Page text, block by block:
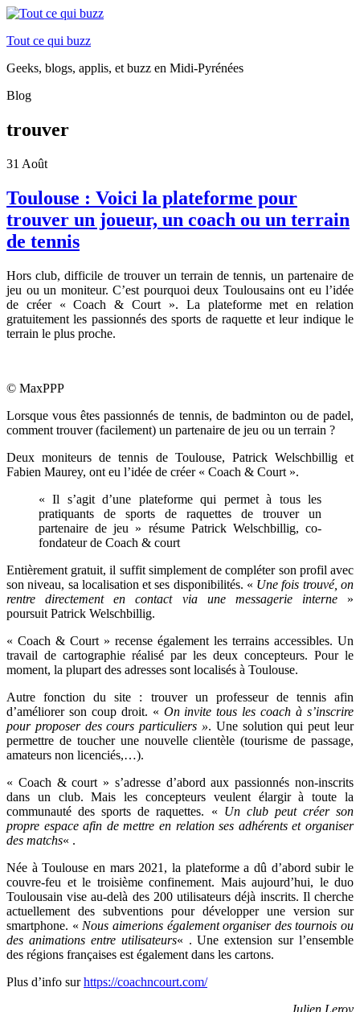
Tout ce qui buzz
Geeks, blogs, applis, et buzz en Midi-Pyrénées
Blog
trouver
31 Août
Toulouse : Voici la plateforme pour
trouver un joueur, un coach ou un terrain
de tennis
Hors club, difficile de trouver un terrain de tennis, un partenaire de
jeu ou un moniteur. C’est pourquoi deux Toulousains ont eu l’idée
de créer « Coach & Court ». La plateforme met en relation
gratuitement les passionnés des sports de raquette et leur indique le
terrain le plus proche.
© MaxPPP
Lorsque vous êtes passionnés de tennis, de badminton ou de padel,
comment trouver (facilement) un partenaire de jeu ou un terrain ?
Deux moniteurs de tennis de Toulouse, Patrick Welschbillig et
Fabien Maurey, ont eu l’idée de créer « Coach & Court ».
« Il s’agit d’une plateforme qui permet à tous les
pratiquants de sports de raquettes de trouver un
partenaire de jeu » résume Patrick Welschbillig, co-
fondateur de Coach & court
Entièrement gratuit, il suffit simplement de compléter son profil avec
son niveau, sa localisation et ses disponibilités. « Une fois trouvé, on
rentre directement en contact via une messagerie interne»
poursuit Patrick Welschbillig.
« Coach & Court » recense également les terrains accessibles. Un
travail de cartographie réalisé par les deux concepteurs. Pour le
moment, la plupart des adresses sont localisés à Toulouse.
Autre fonction du site : trouver un professeur de tennis afin
d’améliorer son coup droit. « On invite tous les coach à s’inscrire
pour proposer des cours particuliers ». Une solution qui peut leur
permettre de toucher une nouvelle clientèle (tourisme de passage,
amateurs non licenciés,…).
« Coach & court » s’adresse d’abord aux passionnés non-inscrits
dans un club. Mais les concepteurs veulent élargir à toute la
communauté des sports de raquettes. « Un club peut créer son
propre espaceafin de mettre en relation ses adhérents et organiser
des matchs« .
Née à Toulouse en mars 2021, la plateforme a dû d’abord subir le
couvre-feu et le troisième confinement. Mais aujourd’hui, le duo
Toulousain vise au-delà des 200 utilisateurs déjà inscrits. Il cherche
actuellement des subventions pour développer une version sur
smartphone. « Nous aimerions également organiser des tournois ou
des animations entre utilisateurs« . Une extension sur l’ensemble
des régions françaises est également dans les cartons.
Plus d’info surhttps://coachncourt.com/
Julien Leroy